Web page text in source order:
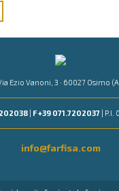
Ezio Vanoni, 3 · 60027 Osimo
| F +39 071.7202037| P.I.
info@farfisa.com